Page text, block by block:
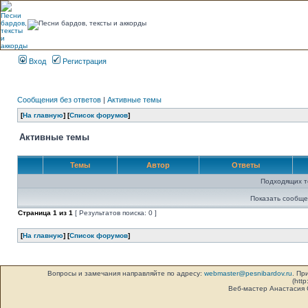
Вход Регистрация
Сообщения без ответов | Активные темы
[На главную] [Список форумов]
Активные темы
Темы Автор Ответы
Подходящих
Показать
Страница 1 из 1 [ Результатов поиска: 0 ]
[На главную] [Список форумов]
Вопросы и замечания направляйте по адресу: webmaster@pesnibardov.ru .
Веб-мастер